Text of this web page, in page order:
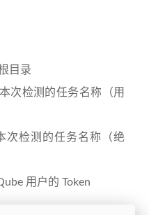
目录
次检测的任务名称（用
次检测的任务名称（绝
用户的 Token